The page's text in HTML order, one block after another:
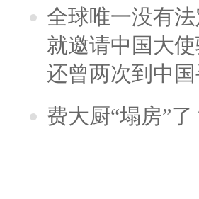
全球唯一没有
就邀请中国大
还曾两次到中国
费大厨“塌房”了